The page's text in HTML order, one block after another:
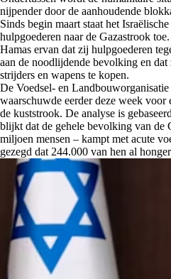
nijpender door de aanhoudende
Sinds begin maart staat het
hulpgoederen naar de Gazastrook
Hamas ervan dat zij hulpgoederen
aan de noodlijdende bevolking en
strijders en wapens te kopen.
De Voedsel- en
waarschuwde eerder deze week voor
de kuststrook. De analyse is
blijkt dat de gehele bevolking van de
miljoen mensen – kampt met acute
gezegd dat 244.000 van hen al